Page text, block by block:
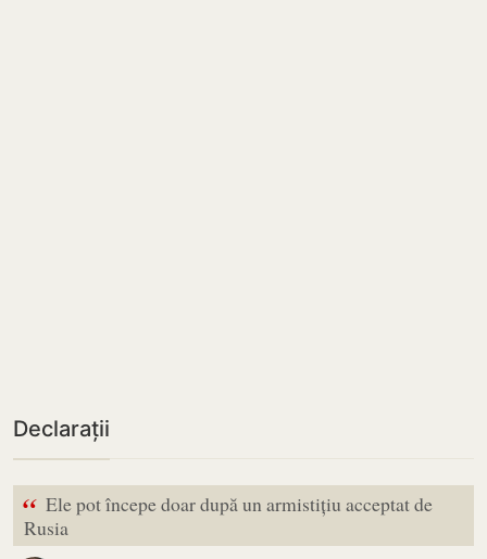
Declarații
“ Ele pot începe doar după un armistițiu acceptat de
Rusia